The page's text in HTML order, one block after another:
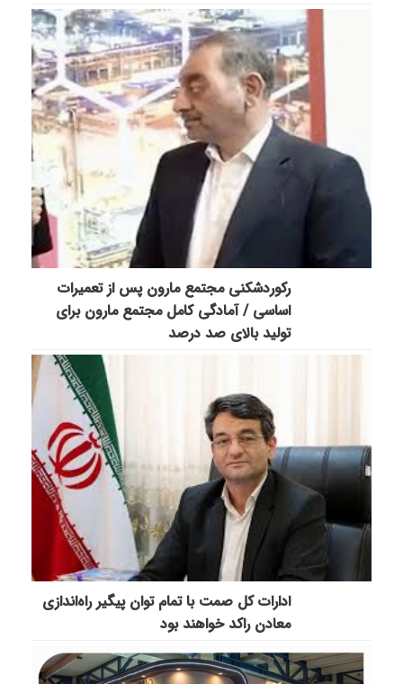
رکوردشکنی مجتمع مارون پس از تعمیرات
اساسی / آمادگی کامل مجتمع مارون برای
تولید بالای صد درصد
ادارات کل صمت با تمام توان پیگیر راه‌اندازی
معادن راکد خواهند بود